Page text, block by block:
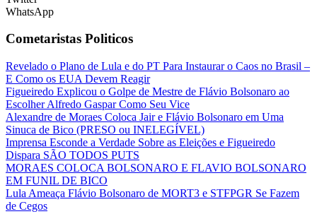
WhatsApp
Cometaristas Politicos
Revelado o Plano de Lula e do PT Para Instaurar o Caos no Brasil –
E Como os EUA Devem Reagir
Figueiredo Explicou o Golpe de Mestre de Flávio Bolsonaro ao
Escolher Alfredo Gaspar Como Seu Vice
Alexandre de Moraes Coloca Jair e Flávio Bolsonaro em Uma
Sinuca de Bico (PRESO ou INELEGÍVEL)
Imprensa Esconde a Verdade Sobre as Eleições e Figueiredo
Dispara SÃO TODOS PUTS
MORAES COLOCA BOLSONARO E FLAVIO BOLSONARO
EM FUNIL DE BICO
Lula Ameaça Flávio Bolsonaro de MORT3 e STFPGR Se Fazem
de Cegos